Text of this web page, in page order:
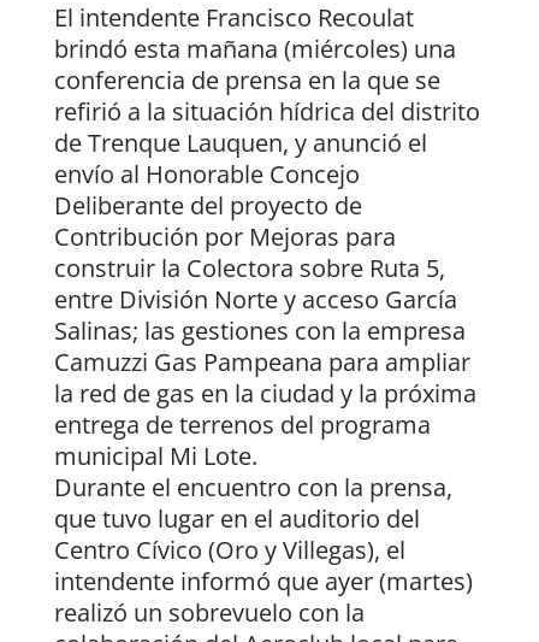
El intendente Francisco Recoulat
brindó esta mañana (miércoles) una
conferencia de prensa en la que se
refirió a la situación hídrica del distrito
de Trenque Lauquen, y anunció el
envío al Honorable Concejo
Deliberante del proyecto de
Contribución por Mejoras para
construir la Colectora sobre Ruta 5,
entre División Norte y acceso García
Salinas; las gestiones con la empresa
Camuzzi Gas Pampeana para ampliar
la red de gas en la ciudad y la próxima
entrega de terrenos del programa
municipal Mi Lote.
Durante el encuentro con la prensa,
que tuvo lugar en el auditorio del
Centro Cívico (Oro y Villegas), el
intendente informó que ayer (martes)
realizó un sobrevuelo con la